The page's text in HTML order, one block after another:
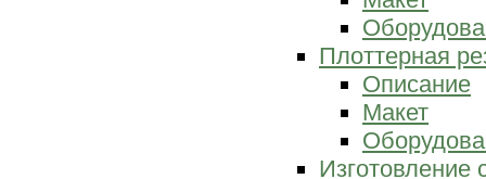
Плоттерная
Описание
Макет
Изготовление